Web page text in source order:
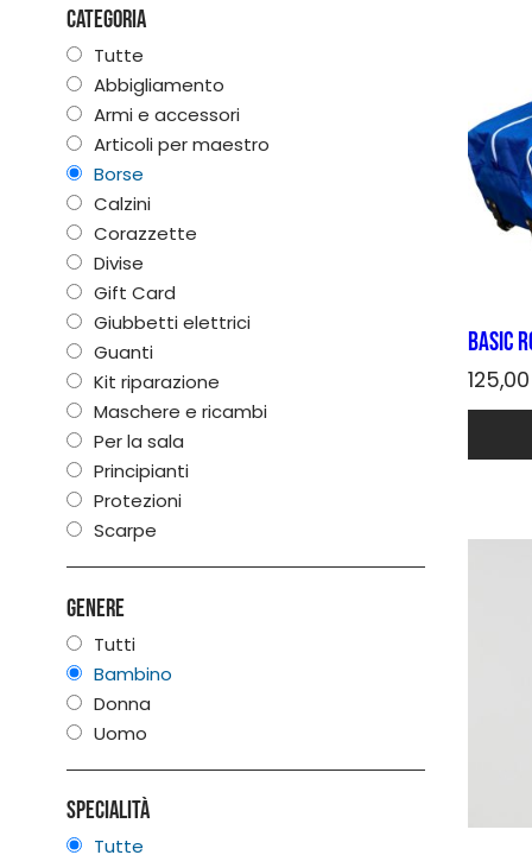
Categoria
Tutte
Abbigliamento
Armi e accessori
Articoli per maestro
Borse
Calzini
Corazzette
Divise
Gift Card
Giubbetti elettrici
Guanti
Kit riparazione
Maschere e ricambi
Per la sala
Principianti
Protezioni
Scarpe
Genere
Tutti
Bambino
Donna
Uomo
Specialità
Tutte
BASIC
125,00
Questo
ha
Le